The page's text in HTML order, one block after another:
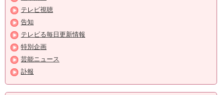
テレビ視聴
告知
テレビる毎日更新情報
特別企画
芸能ニュース
訃報